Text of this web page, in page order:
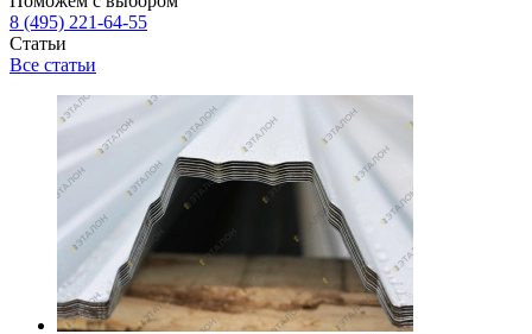
8 (495) 221-64-55
Статьи
Все статьи